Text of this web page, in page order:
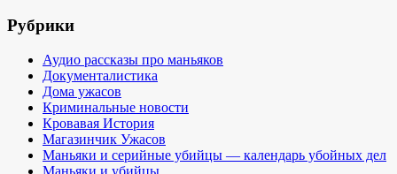
Рубрики
Аудио рассказы про маньяков
Документалистика
Дома ужасов
Криминальные новости
Кровавая История
Магазинчик Ужасов
Маньяки и серийные убийцы — календарь убойных дел
Маньяки и убийцы